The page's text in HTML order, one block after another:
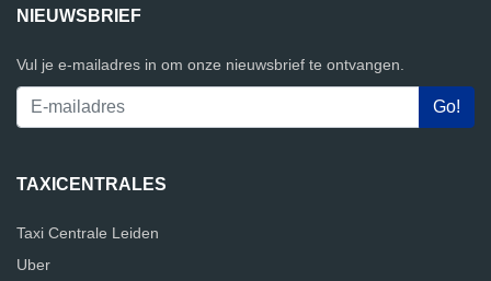
NIEUWSBRIEF
Vul je e-mailadres in om onze nieuwsbrief te ontvangen.
TAXICENTRALES
Taxi Centrale Leiden
Uber